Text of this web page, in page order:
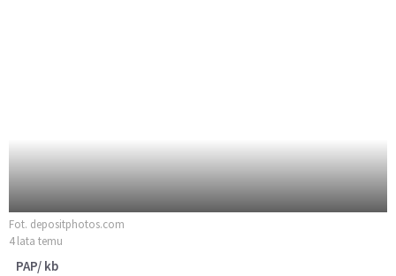
Fot. depositphotos.com
4 lata temu
PAP/ kb